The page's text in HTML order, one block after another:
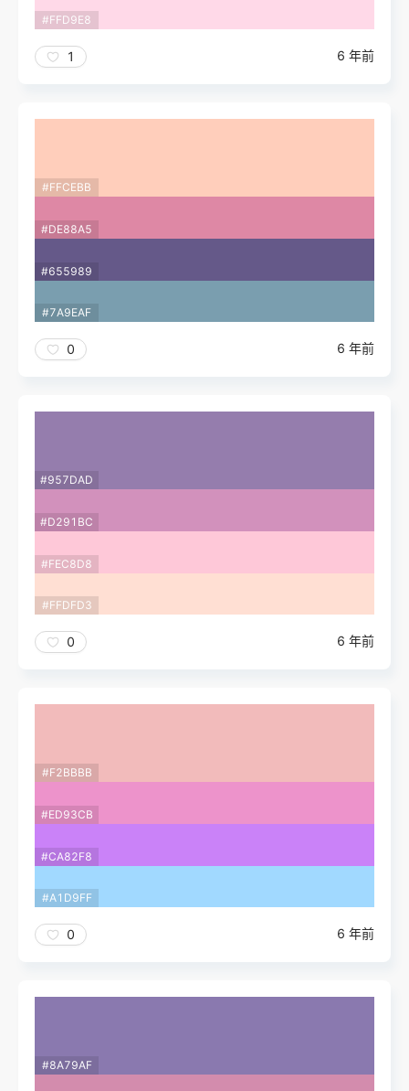
#FFD9E8
1 6 年前
#FFCEBB
#DE88A5
#655989
#7A9EAF
0 6 年前
#957DAD
#D291BC
#FEC8D8
#FFDFD3
0 6 年前
#F2BBBB
#ED93CB
#CA82F8
#A1D9FF
0 6 年前
#8A79AF